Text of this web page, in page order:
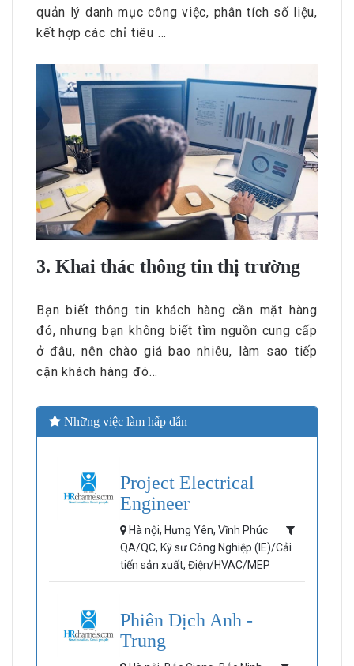
quản lý danh mục công việc, phân tích số liệu,
kết hợp các chỉ tiêu …
3. Khai thác thông tin thị trường
Bạn biết thông tin khách hàng cần mặt hàng
đó, nhưng bạn không biết tìm nguồn cung cấp
ở đâu, nên chào giá bao nhiêu, làm sao tiếp
cận khách hàng đó…
Những việc làm hấp dẫn
Project Electrical
Engineer
Hà nội, Hưng Yên, Vĩnh Phúc
QA/QC, Kỹ sư Công Nghiệp (IE)/Cải
tiến sản xuất, Điện/HVAC/MEP
Phiên Dịch Anh -
Trung